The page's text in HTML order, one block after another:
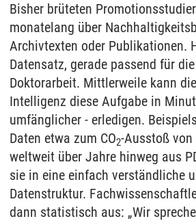
Bisher brüteten
monatelang über
Archivtexten oder Publikationen.
Datensatz, gerade passend für
Doktorarbeit. Mittlerweile kann
Intelligenz diese Aufgabe in
umfänglicher - erledigen.
Daten etwa zum CO2-Ausstoß
weltweit über Jahre hinweg aus
sie in eine einfach verständliche
Datenstruktur.
dann statistisch aus: „Wir